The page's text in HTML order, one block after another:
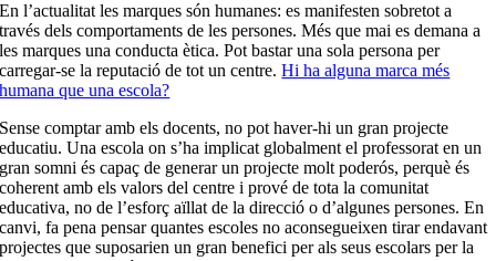
En l’actualitat les marques són humanes: es manifesten sobretot a
través dels comportaments de les persones. Més que mai es demana a
les marques una conducta ètica. Pot bastar una sola persona per
carregar-se la reputació de tot un centre.Hi ha alguna marca més
humana que una escola?
Sense comptar amb els docents, no pot haver-hi un gran projecte
educatiu. Una escola on s’ha implicat globalment el professorat en un
gran somni és capaç de generar un projecte molt poderós, perquè és
coherent amb els valors del centre i prové de tota la comunitat
educativa, no de l’esforç aïllat de la direcció o d’algunes persones. En
canvi, fa pena pensar quantes escoles no aconsegueixen tirar endavant
projectes que suposarien un gran benefici per als seus escolars per la